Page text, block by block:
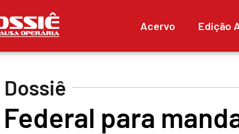
Acervo Edição
Dossiê
para